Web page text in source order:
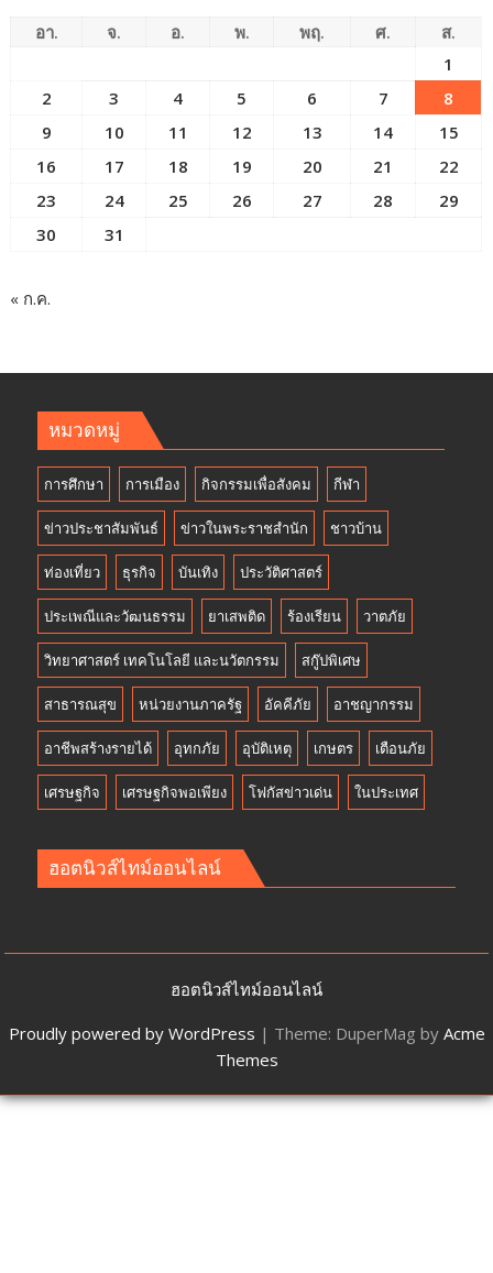
อา. จ. อ. พ. พฤ. ศ.
ส.
1
2
3 4 5 6 7
8
9
10 11 12 13 14
15
16
17 18 19 20 21
22
23
24 25 26 27 28
29
30
31
« ก.ค.
หมวดหมู่
การศึกษา การเมือง กิจกรรมเพื่อสังคม กีฬา
ข่าวประชาสัมพันธ์ ข่าวในพระราชสำนัก ชาวบ้าน
ท่องเที่ยว ธุรกิจ บันเทิง ประวัติศาสตร์
ประเพณีและวัฒนธรรม ยาเสพติด ร้องเรียน วาตภัย
วิทยาศาสตร์ เทคโนโลยี และนวัตกรรม สกู๊ปพิเศษ
สาธารณสุข หน่วยงานภาครัฐ อัคคีภัย อาชญากรรม
อาชีพสร้างรายได้ อุทกภัย อุบัติเหตุ เกษตร เตือนภัย
เศรษฐกิจ เศรษฐกิจพอเพียง โฟกัสข่าวเด่น ในประเทศ
ฮอตนิวส์ไทม์ออนไลน์
ฮอตนิวส์ไทม์ออนไลน์
Proudly powered by WordPress | Theme: DuperMag by Acme
Themes